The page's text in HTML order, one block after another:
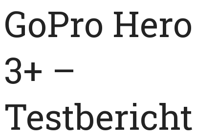
GoPro Hero
3+ –
Testbericht